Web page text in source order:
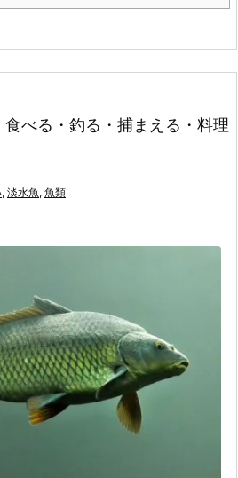
べる・釣る・捕まえる・料理
, 淡水魚, 魚類